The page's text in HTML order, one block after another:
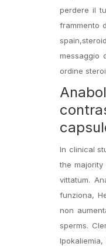
perdere il
frammento
messaggio
ordine
In clinical
the
vittatum.
funziona,
non
sperms.
Ipokaliemia,